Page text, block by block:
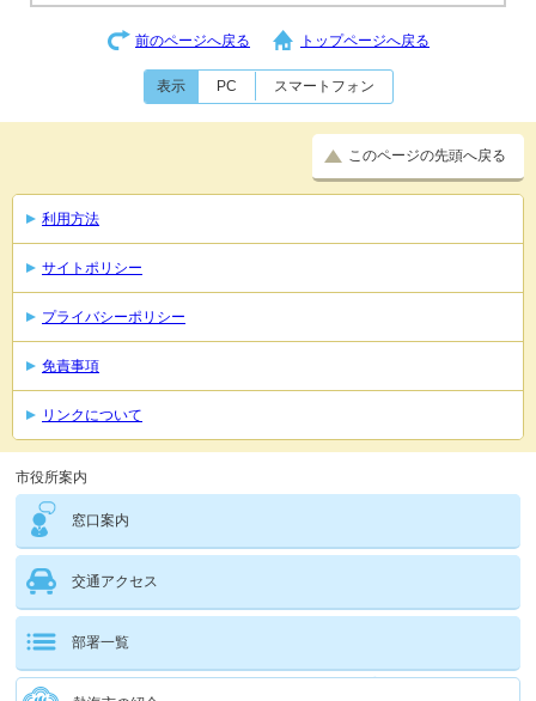
前のページへ戻る トップページへ戻る
表示 PC スマートフォン
このページの先頭へ戻る
利用方法
サイトポリシー
プライバシーポリシー
免責事項
リンクについて
市役所案内
窓口案内
交通アクセス
部署一覧